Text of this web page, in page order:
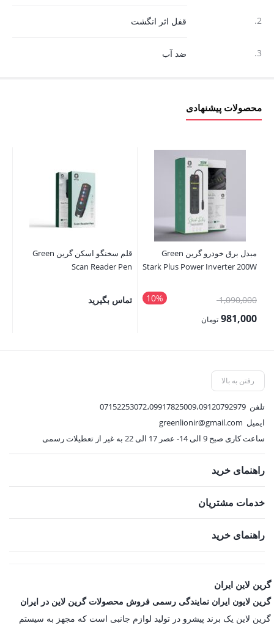
2. قفل اثر انگشت
3. ضد آب
محصولات پیشنهادی
مبدل برق خودرو گرین Green
Stark Plus Power Inverter 200W
10% 1,090,000قیمت
اصلی: 981,000 تومان
981,000 تومان.
قلم سخنگو اسکن گرین Green
Scan Reader Pen
تماس بگیرید
رفتن به بالا
تلفن 07152253072،09917825009،09120792979
ایمیل greenlionir@gmail.com
ساعت کاری صبح 9 الی 14- عصر 17 الی 22 به غیر از تعطیلات رسمی
راهنمای خرید
خدمات مشتریان
راهنمای خرید
گرین لاین ایران
گرین لایون ایران نمایندگی رسمی فروش محصولات گرین لاین در ایران
گرین لاین یک برند پیشرو در تولید لوازم جانبی است که مجهز به سیستم